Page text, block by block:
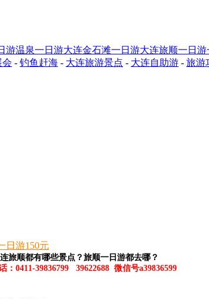
游温泉一日游大连金石滩一日游大连旅顺一日游
会 - 钓鱼赶海 - 大连旅游景点 - 大连自助游 - 旅游
日游150元
旅顺都有哪些景点？旅顺一日游都去哪？
：0411-39836799 39622688 微信号a39836599